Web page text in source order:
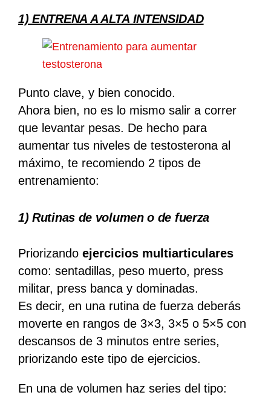
1) ENTRENA A ALTA INTENSIDAD
Punto clave, y bien conocido.
Ahora bien, no es lo mismo salir a correr
que levantar pesas. De hecho para
aumentar tus niveles de testosterona al
máximo, te recomiendo 2 tipos de
entrenamiento:
1) Rutinas de volumen o de fuerza
Priorizando ejercicios multiarticulares
como: sentadillas, peso muerto, press
militar, press banca y dominadas.
Es decir, en una rutina de fuerza deberás
moverte en rangos de 3×3, 3×5 o 5×5 con
descansos de 3 minutos entre series,
priorizando este tipo de ejercicios.
En una de volumen haz series del tipo: